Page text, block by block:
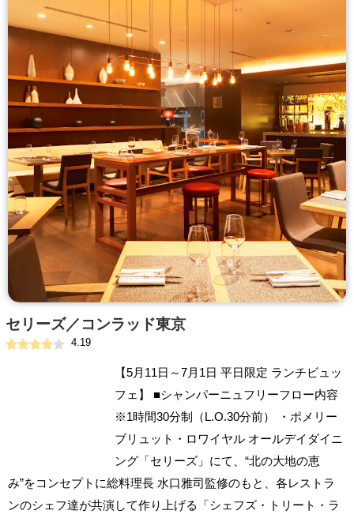
セリーズ／コンラッド東京
4.19
【5月11日～7月1日 平日限定 ランチビュッ
フェ】 ■シャンパーニュフリーフロー内容
※1時間30分制（L.O.30分前） ・ポメリー
ブリュット・ロワイヤル オールデイダイニ
ング「セリーズ」にて、“北の大地の恵
み”をコンセプトに総料理長 水口雅司監修のもと、各レストラ
ンのシェフ達が共演して作り上げる「シェフズ・トリート・ラ